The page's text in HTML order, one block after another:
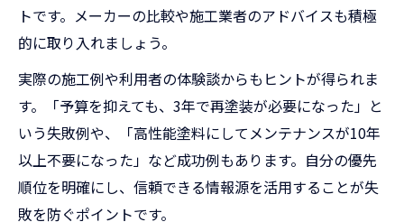
トです。メーカーの比較や施工業者のアドバイスも積極
的に取り入れましょう。
実際の施工例や利用者の体験談からもヒントが得られま
す。「予算を抑えても、3年で再塗装が必要になった」と
いう失敗例や、「高性能塗料にしてメンテナンスが10年
以上不要になった」など成功例もあります。自分の優先
順位を明確にし、信頼できる情報源を活用することが失
敗を防ぐポイントです。